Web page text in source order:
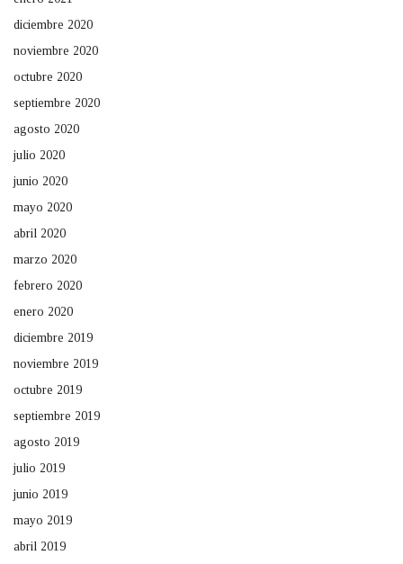
diciembre 2020
noviembre 2020
octubre 2020
septiembre 2020
agosto 2020
julio 2020
junio 2020
mayo 2020
abril 2020
marzo 2020
febrero 2020
enero 2020
diciembre 2019
noviembre 2019
octubre 2019
septiembre 2019
agosto 2019
julio 2019
junio 2019
mayo 2019
abril 2019